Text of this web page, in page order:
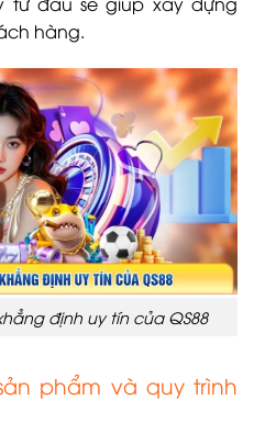
hàng.
định uy tín của QS88
phẩm và quy trình